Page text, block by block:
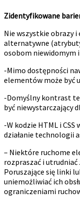
Zidentyfikowane
Nie wszystkie obrazy
alternatywne
osobom niewidomym
-Mimo dostępności
elementów może być
-Domyślny kontrast
być niewystarczający
-W kodzie HTML i
działanie technologii
– Niektóre ruchome
rozpraszać i
Poruszające się linki
uniemożliwiać ich
ograniczeniami